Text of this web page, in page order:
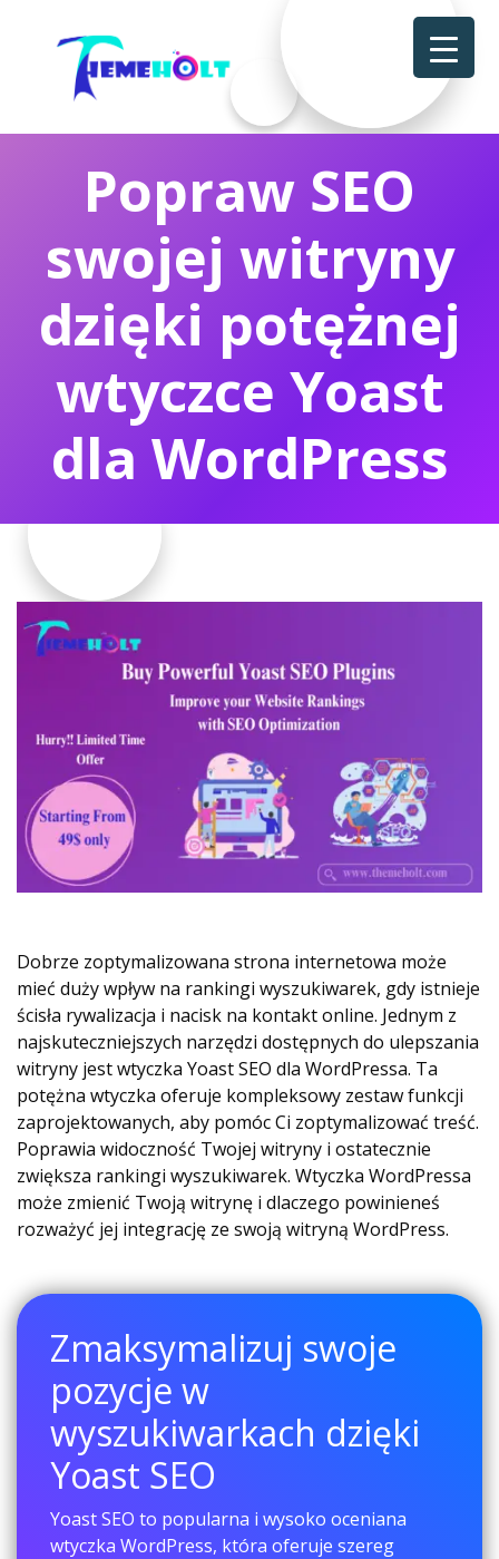
Popraw SEO
swojej witryny
dzięki potężnej
wtyczce Yoast
dla WordPress
Dobrze zoptymalizowana strona internetowa może
mieć duży wpływ na rankingi wyszukiwarek, gdy istnieje
ścisła rywalizacja i nacisk na kontakt online. Jednym z
najskuteczniejszych narzędzi dostępnych do ulepszania
witryny jest wtyczka Yoast SEO dla WordPressa. Ta
potężna wtyczka oferuje kompleksowy zestaw funkcji
zaprojektowanych, aby pomóc Ci zoptymalizować treść.
Poprawia widoczność Twojej witryny i ostatecznie
zwiększa rankingi wyszukiwarek. Wtyczka WordPressa
może zmienić Twoją witrynę i dlaczego powinieneś
rozważyć jej integrację ze swoją witryną WordPress.
Zmaksymalizuj swoje
pozycje w
wyszukiwarkach dzięki
Yoast SEO
Yoast SEO to popularna i wysoko oceniana
wtyczka WordPress, która oferuje szereg